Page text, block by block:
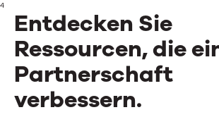
4
Entdecken Sie
Ressourcen, die
Partnerschaft
verbessern.